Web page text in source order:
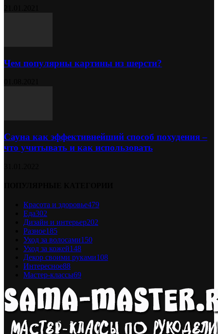
Чем популярны картины из шерсти?
Сауна как эффективнейший способ похудения –
что учитывать и как использовать
Красота и здоровье479
Еда302
Дизайн и интерьер202
Разное185
Уход за волосами150
Уход за кожей148
Декор своими руками108
Интересное88
Мастер-классы69